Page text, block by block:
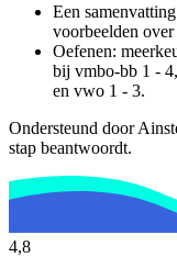
Een
voorbeelden over
Oefenen:
bij vmbo-bb 1 -
en vwo 1 - 3.
Ondersteund door
stap beantwoordt.
4,8